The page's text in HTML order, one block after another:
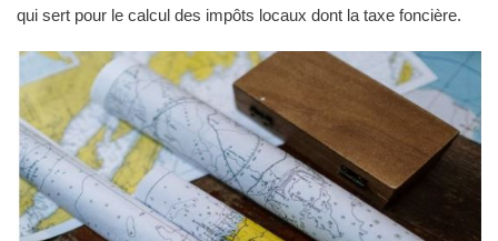
qui sert pour le calcul des impôts locaux dont la taxe foncière.